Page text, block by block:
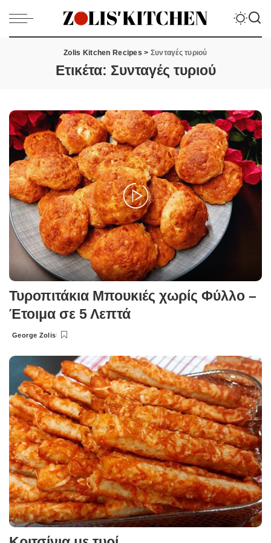
Zolis Kitchen Recipes > Συνταγές τυριού
Ετικέτα: Συνταγές τυριού
Τυροπιτάκια Μπουκιές χωρίς Φύλλο –
Έτοιμα σε 5 Λεπτά
Posted
George Zolis